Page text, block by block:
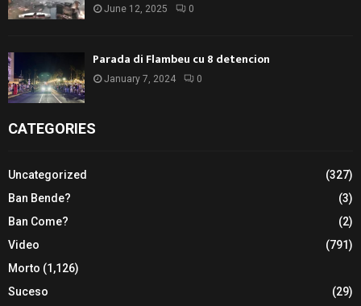
June 12, 2025 0
Parada di Flambeu cu 8 detencion
January 7, 2024 0
CATEGORIES
Uncategorized
(327)
Ban Bende?
(3)
Ban Come?
(2)
Video
(791)
Morto (1,126)
Suceso
(29)